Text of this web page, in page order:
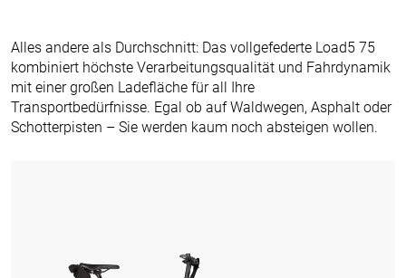
Alles andere als Durchschnitt: Das vollgefederte Load5 75
kombiniert höchste Verarbeitungsqualität und Fahrdynamik
mit einer großen Ladefläche für all Ihre
Transportbedürfnisse. Egal ob auf Waldwegen, Asphalt oder
Schotterpisten – Sie werden kaum noch absteigen wollen.